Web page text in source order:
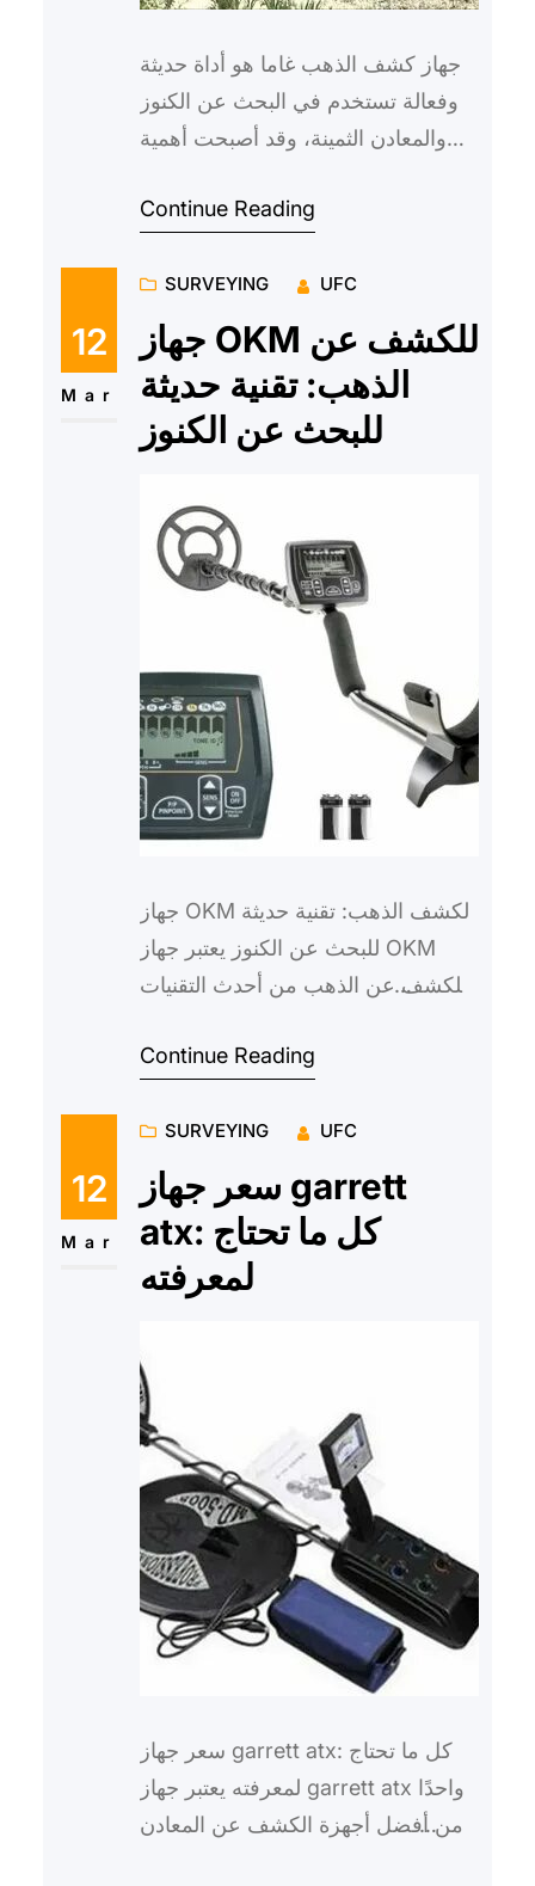
جهاز كشف الذهب غاما هو أداة حديثة
وفعالة تستخدم في البحث عن الكنوز
والمعادن الثمينة، وقد أصبحت أهمية
Continue Reading
12
Mar
SURVEYING UFC
جهاز OKM للكشف عن
الذهب: تقنية حديثة
للبحث عن الكنوز
جهاز OKM لكشف الذهب: تقنية حديثة
للبحث عن الكنوز يعتبر جهاز OKM
للكشف عن الذهب من أحدث التقنيات
Continue Reading
12
Mar
SURVEYING UFC
سعر جهاز garrett
atx: كل ما تحتاج
لمعرفته
سعر جهاز garrett atx: كل ما تحتاج
لمعرفته يعتبر جهاز garrett atx واحدًا
من أفضل أجهزة الكشف عن المعادن